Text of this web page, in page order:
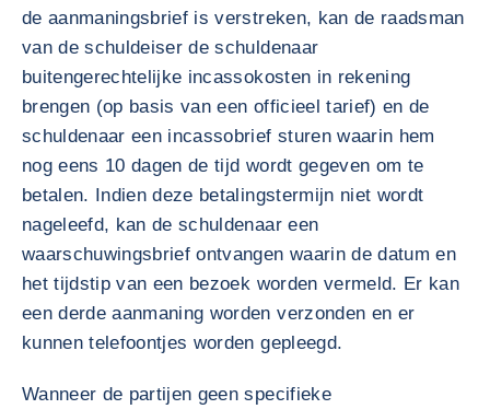
de aanmaningsbrief is verstreken, kan de raadsman
van de schuldeiser de schuldenaar
buitengerechtelijke incassokosten in rekening
brengen (op basis van een officieel tarief) en de
schuldenaar een incassobrief sturen waarin hem
nog eens 10 dagen de tijd wordt gegeven om te
betalen. Indien deze betalingstermijn niet wordt
nageleefd, kan de schuldenaar een
waarschuwingsbrief ontvangen waarin de datum en
het tijdstip van een bezoek worden vermeld. Er kan
een derde aanmaning worden verzonden en er
kunnen telefoontjes worden gepleegd.
Wanneer de partijen geen specifieke